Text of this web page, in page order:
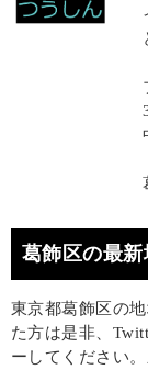
葛飾区の最
東京都葛飾区の
た方は是非、
ーしてください